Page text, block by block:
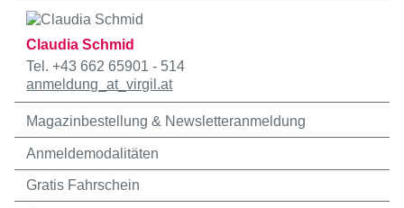
Claudia Schmid
Tel. +43 662 65901 - 514
anmeldung _at_virgil.at
Magazinbestellung & Newsletteranmeldung
Anmeldemodalitäten
Gratis Fahrschein